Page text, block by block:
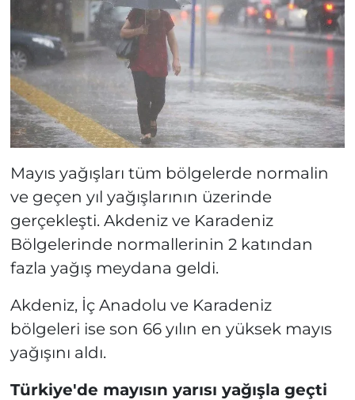
Mayıs yağışları tüm bölgelerde normalin
ve geçen yıl yağışlarının üzerinde
gerçekleşti. Akdeniz ve Karadeniz
Bölgelerinde normallerinin 2 katından
fazla yağış meydana geldi.
Akdeniz, İç Anadolu ve Karadeniz
bölgeleri ise son 66 yılın en yüksek mayıs
yağışını aldı.
Türkiye'de mayısın yarısı yağışla geçti